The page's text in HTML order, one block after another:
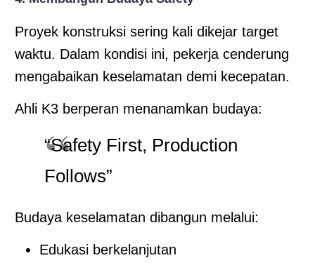
Proyek konstruksi sering kali dikejar target
waktu. Dalam kondisi ini, pekerja cenderung
mengabaikan keselamatan demi kecepatan.
Ahli K3 berperan menanamkan budaya:
“Safety First, Production
Follows”
Budaya keselamatan dibangun melalui:
Edukasi berkelanjutan